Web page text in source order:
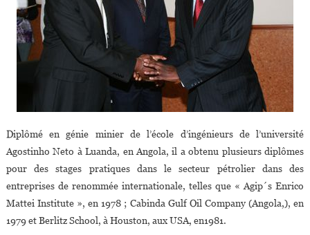
Diplômé en génie minier de l’école d’ingénieurs de l’université
Agostinho Neto à Luanda, en Angola, il a obtenu plusieurs diplômes
pour des stages pratiques dans le secteur pétrolier dans des
entreprises de renommée internationale, telles que « Agip´s Enrico
Mattei Institute », en 1978 ; Cabinda Gulf Oil Company (Angola,), en
1979 et Berlitz School, à Houston, aux USA, en1981.